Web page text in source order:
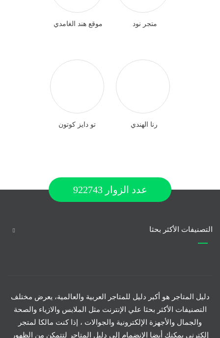
متجر نود موقع هند الغامدي
رنا الهندي تو دايز كوتون
عدد الزوار 922743
التصنيفات الأكثر بحثا
دليل المتاجر هو أكبر دليل للمتاجر العربية والعالمية، يعرض مختلف
التصنيفات الأكثر بحثا علي الإنترنت مثل الملابس والازياء والصحة
والجمال والأجهزة الإلكترونية والجوالات ، إذا كنت مالكا لمتجر
إلكترني يمكنك أيضا الإنضمام إلي دليل المتاجر لتتمكن من الظهور